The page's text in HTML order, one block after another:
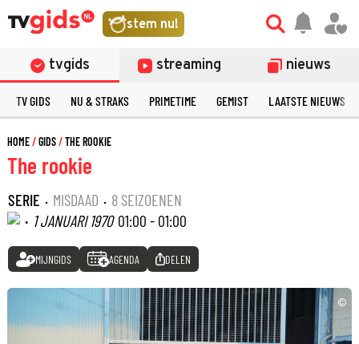
stem nu!
tvgids streaming nieuws
TV GIDS NU & STRAKS PRIMETIME GEMIST LAATSTE NIEUWS
HOME GIDS THE ROOKIE
The rookie
SERIE · MISDAAD · 8 SEIZOENEN
· 1 JANUARI 1970 01:00 - 01:00
MIJNGIDS AGENDA DELEN
©